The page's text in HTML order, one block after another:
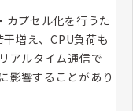
カプセル化を行うた
増え、CPU負荷も
アルタイム通信で
影響することがあり